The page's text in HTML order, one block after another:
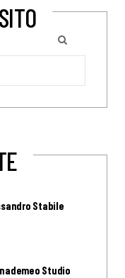
Stabile
Studio